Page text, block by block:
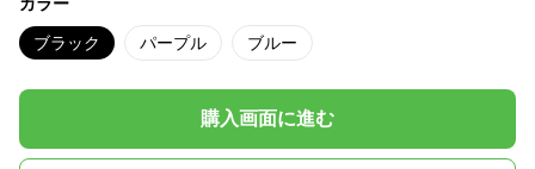
ブラック パープル ブルー
購入画面に進む